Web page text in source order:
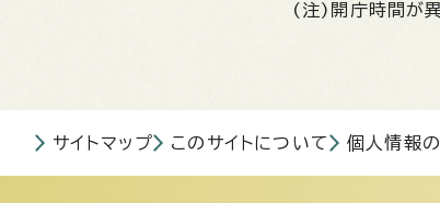
(注)開庁時間が
サイトマップ このサイトについて 個人情報